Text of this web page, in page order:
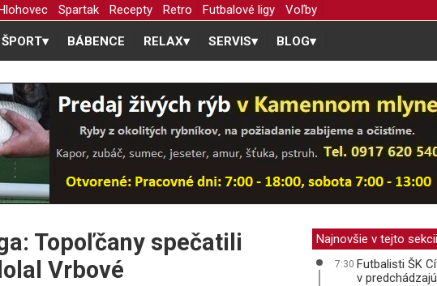
Spartak Recepty Retro Futbalové ligy Voľby
ŠPORT▾ BÁBENCE RELAX▾ SERVIS▾ BLOG▾
Topoľčany spečatili
Vrbové
Najnovšie v tejto sekcii
7:30 Futbalisti ŠK
v